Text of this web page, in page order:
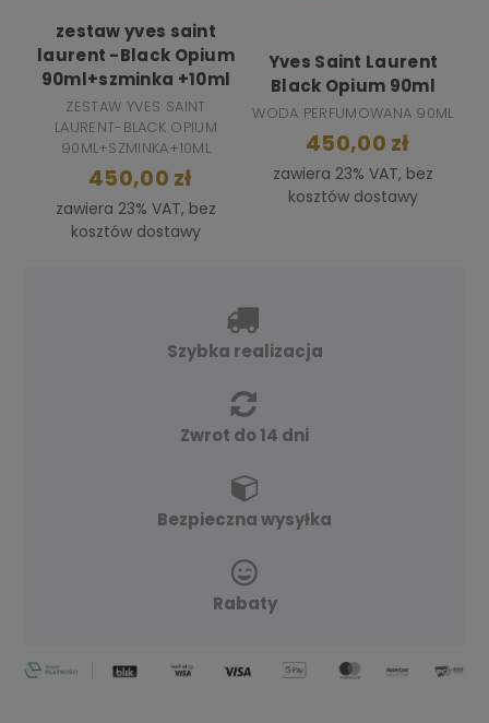
zestaw yves saint
laurent -Black Opium
90ml+szminka +10ml
ZESTAW YVES SAINT
LAURENT-BLACK OPIUM
90ML+SZMINKA+10ML
450,00 zł
zawiera 23% VAT, bez
kosztów dostawy
Yves Saint Laurent
Black Opium 90ml
WODA PERFUMOWANA 90ML
450,00 zł
zawiera 23% VAT, bez
kosztów dostawy
Szybka realizacja
Zwrot do 14 dni
Bezpieczna wysyłka
Rabaty